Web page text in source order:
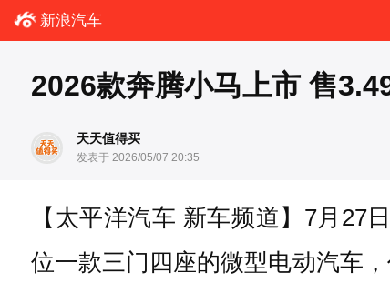
新浪汽车
2026款奔腾小马上市 售
天天值得买
发表于 2026/05/07 20:35
【太平洋汽车 新车频道】7月27
位一款三门四座的微型电动汽车